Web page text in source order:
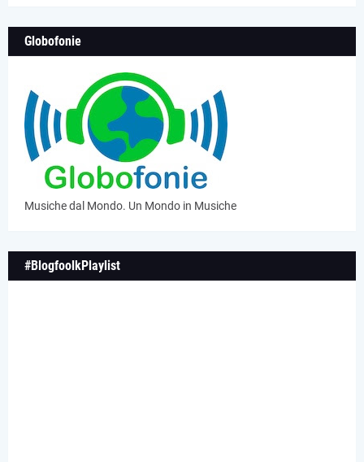
Globofonie
Musiche dal Mondo. Un Mondo in Musiche
#BlogfoolkPlaylist